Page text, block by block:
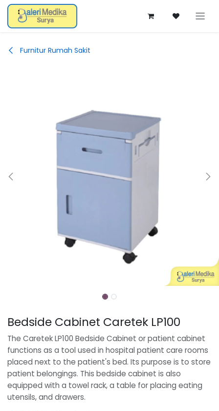
Skip ke Konten
Furnitur Rumah Sakit
Bedside Cabinet Caretek LP100
The Caretek LP100 Bedside Cabinet or patient cabinet
functions as a tool used in hospital patient care rooms
placed next to the patient's bed. Its purpose is to store
patient belongings. This bedside cabinet is also
equipped with a towel rack, a table for placing eating
utensils, and drawers.